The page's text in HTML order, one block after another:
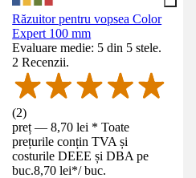
Răzuitor pentru vopsea Color
Expert 100 mm
Evaluare medie: 5 din 5 stele.
2 Recenzii.
(2)
preț — 8,70 lei * Toate
prețurile conțin TVA și
costurile DEEE și DBA pe
buc.8,70 lei*/ buc.